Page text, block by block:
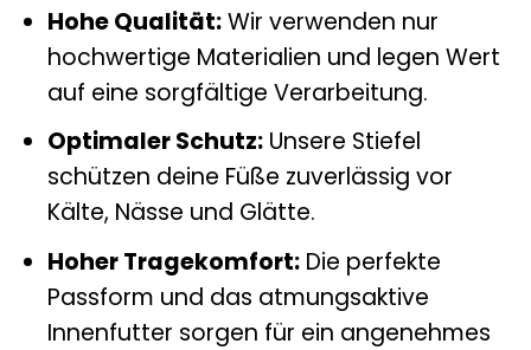
Hohe Qualität:Wir verwenden nur
hochwertige Materialien und legen Wert
auf eine sorgfältige Verarbeitung.
Optimaler Schutz:Unsere Stiefel
schützen deine Füße zuverlässig vor
Kälte, Nässe und Glätte.
Hoher Tragekomfort:Die perfekte
Passform und das atmungsaktive
Innenfutter sorgen für ein angenehmes